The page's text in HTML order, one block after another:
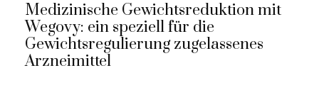
Medizinische Gewichtsreduktion mit
Wegovy: ein speziell für die
Gewichtsregulierung zugelassenes
Arzneimittel